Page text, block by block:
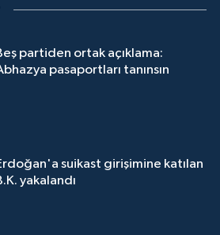
partiden ortak açıklama:
pasaportları tanınsın
suikast girişimine katılan
yakalandı